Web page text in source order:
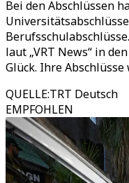
Bei den Abschlüssen
laut „VRT News“ in
Glück. Ihre
QUELLE:TRT Deutsch
EMPFOHLEN